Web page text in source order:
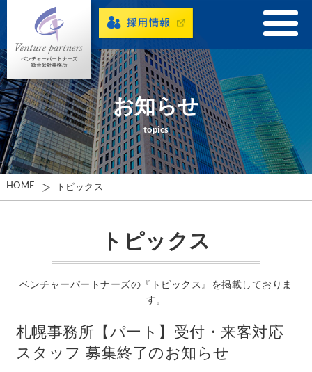
お知らせ
topics
HOME トピックス
トピックス
ベンチャーパートナーズの『トピックス』を掲載しておりま
す。
札幌事務所【パート】受付・来客対応
スタッフ 募集終了のお知らせ